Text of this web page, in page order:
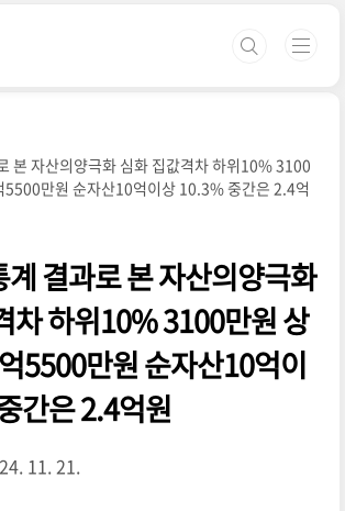
본 자산의양극화 심화 집값격차 하위10% 3100
만원 순자산10억이상 10.3% 중간은 2.4억
결과로 본 자산의양극화
차 하위10% 3100만원 상
5500만원 순자산10억이
간은 2.4억원
11. 21.